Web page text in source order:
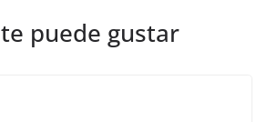
puede gustar